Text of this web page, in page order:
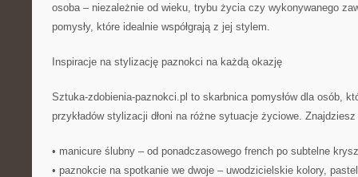
osoba – niezależnie od wieku, trybu życia czy wykonywanego
pomysły, które idealnie współgrają z jej stylem.
Inspiracje na stylizację paznokci na każdą okazję
Sztuka-zdobienia-paznokci.pl to skarbnica pomysłów dla osób,
przykładów stylizacji dłoni na różne sytuacje życiowe.
• manicure ślubny – od ponadczasowego french po subtelne
• paznokcie na spotkanie we dwoje – uwodzicielskie kolory,